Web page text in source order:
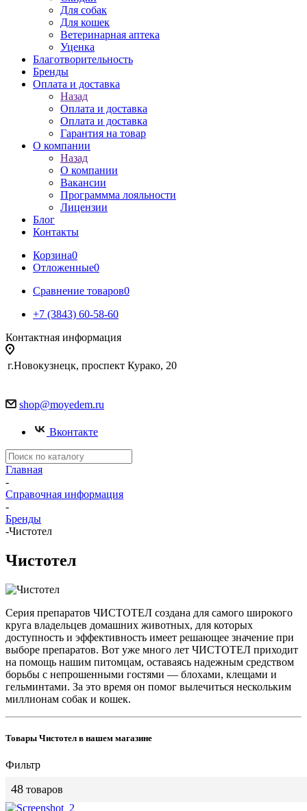
Для собак
Для кошек
Ветеринарная аптека
Уценка
Благотворительность
Бренды
Оплата и доставка
Назад
Оплата и доставка
Оплата и доставка
Гарантия на товар
О компании
Назад
О компании
Вакансии
Программма лояльности
Лицензии
Блог
Контакты
Корзина0
Отложенные0
Сравнение товаров0
+7 (3843) 60-58-60
Контактная информация
г.Новокузнецк, проспект Курако, 20
shop@moyedem.ru
Вконтакте
Главная
-
Справочная информация
-
Бренды
-Чистотел
Чистотел
Серия препаратов ЧИСТОТЕЛ создана для самого широкого
круга владельцев домашних животных, для которых
доступность и эффективность имеет решающее значение при
выборе препаратов. Вот уже много лет ЧИСТОТЕЛ приходит
на помощь нашим питомцам, оставаясь надежным средством
борьбы с непрошенными гостями — блохами, клещами и
гельминтами. За это время он помог вылечиться нескольким
миллионам собак и кошек.
Товары Чистотел в нашем магазине
Фильтр
48 товаров